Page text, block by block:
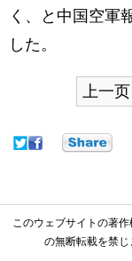
く、と中国空軍
した。
上一页
このウェブサイトの著
の無断転載を禁